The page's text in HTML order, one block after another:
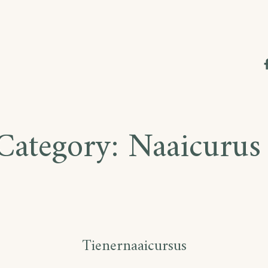
Tienernaaicursus